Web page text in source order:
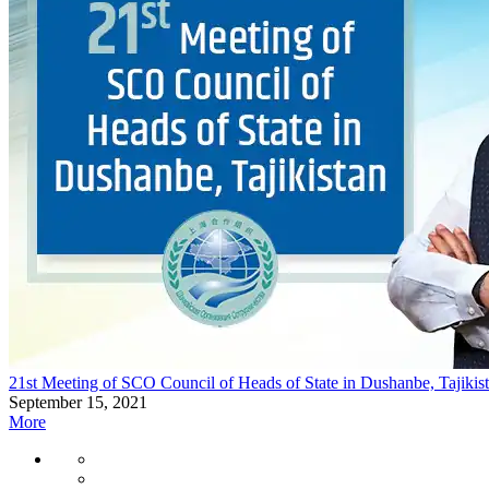
21st Meeting of SCO Council of Heads of State in Dushanbe,
September 15, 2021
More